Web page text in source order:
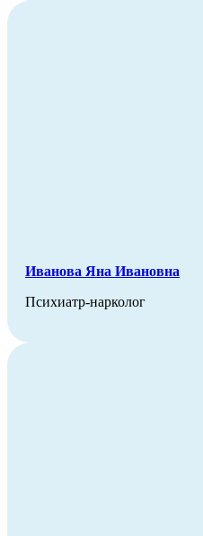
Иванова Яна Ивановна
Психиатр-нарколог